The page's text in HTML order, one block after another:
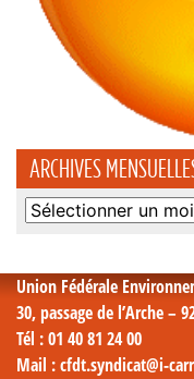
ARCHIVES
Archives
Union Fédérale
30, passage de l’Arche –
Tél : 01 40 81 24 00
Mail : cfdt.syndicat@i-